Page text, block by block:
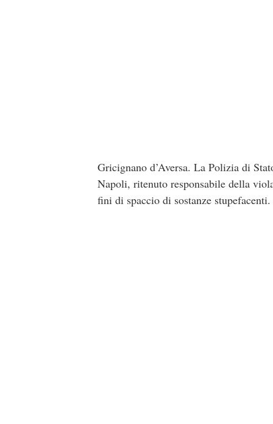
Gricignano d’Aversa. La Polizia di
Napoli, ritenuto responsabile della
fini di spaccio di sostanze stupefacenti.